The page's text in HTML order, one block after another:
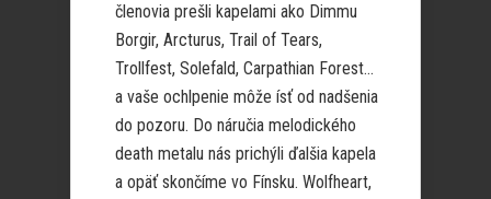
členovia prešli kapelami ako Dimmu
Borgir, Arcturus, Trail of Tears,
Trollfest, Solefald, Carpathian Forest…
a vaše ochlpenie môže ísť od nadšenia
do pozoru. Do náručia melodického
death metalu nás prichýli ďalšia kapela
a opäť skončíme vo Fínsku. Wolfheart,